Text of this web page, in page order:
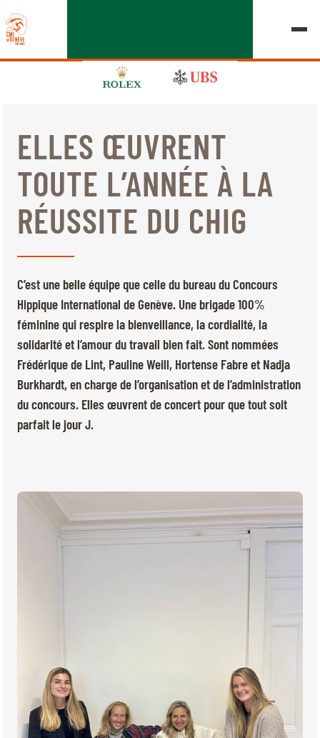
ÉDITION 2026
LE CHIG
MULTIMÉDIA
LIENS RAPIDES
DÉPARTS & RÉSULTATS
ROLEX GRAND SLAM
BILLETTERIE
BÉNÉVOLES
MÉDIAS
© 2026 CHI de Genève. Tous droits réservés
Jeudi, 17 Septembre 2026
ELLES ŒUVRENT
TOUTE L’ANNÉE À LA
RÉUSSITE DU CHIG
C’est une belle équipe que celle du bureau du Concours
Hippique International de Genève. Une brigade 100%
féminine qui respire la bienveillance, la cordialité, la
solidarité et l’amour du travail bien fait. Sont nommées
Frédérique de Lint, Pauline Weill, Hortense Fabre et Nadja
Burkhardt, en charge de l’organisation et de l’administration
du concours. Elles œuvrent de concert pour que tout soit
parfait le jour J.